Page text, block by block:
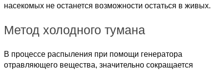
насекомых не останется возможности остаться в живых.
Метод холодного тумана
В процессе распыления при помощи генератора
отравляющего вещества, значительно сокращается